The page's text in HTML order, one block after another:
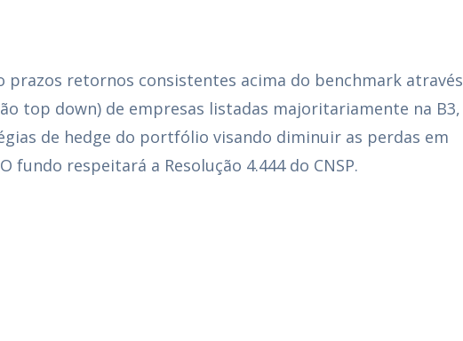
prazos retornos consistentes acima do benchmark através
top down) de empresas listadas majoritariamente na B3,
de hedge do portfólio visando diminuir as perdas em
respeitará a Resolução 4.444 do CNSP.